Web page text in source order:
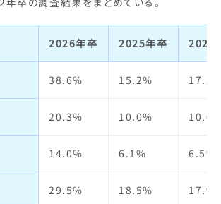
2026年卒 2025年卒 2024
38.6% 15.2%
20.3% 10.0%
14.0% 6.1% 6.5%
29.5% 18.5%